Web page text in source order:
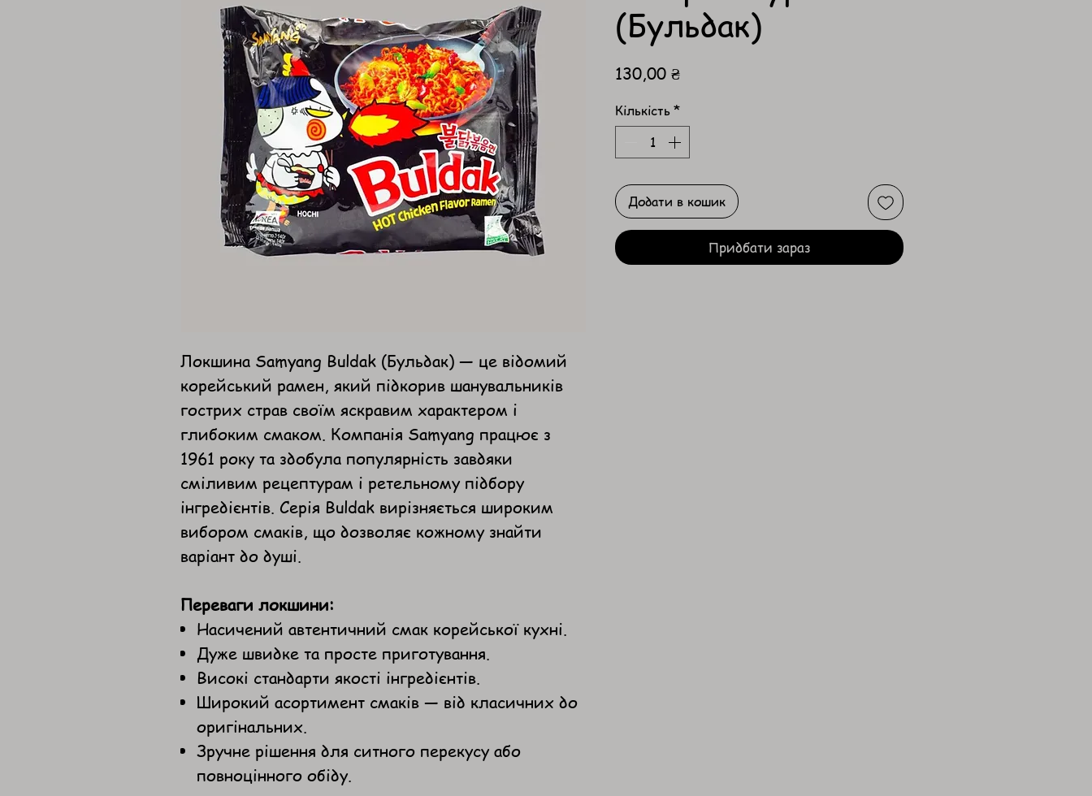
Локшина Samyang Buldak (Бульдак) — це відомий
корейський рамен, який підкорив шанувальників
гострих страв своїм яскравим характером і
глибоким смаком. Компанія Samyang працює з
1961 року та здобула популярність завдяки
сміливим рецептурам і ретельному підбору
інгредієнтів. Серія Buldak вирізняється широким
вибором смаків, що дозволяє кожному знайти
варіант до душі.
Переваги локшини:
Насичений автентичний смак корейської кухні.
Дуже швидке та просте приготування.
Високі стандарти якості інгредієнтів.
Широкий асортимент смаків — від класичних до
оригінальних.
Зручне рішення для ситного перекусу або
повноцінного обіду.
(Бульдак)
130,00 ₴Ціна
Кількість*
Додати в кошик
Придбати зараз